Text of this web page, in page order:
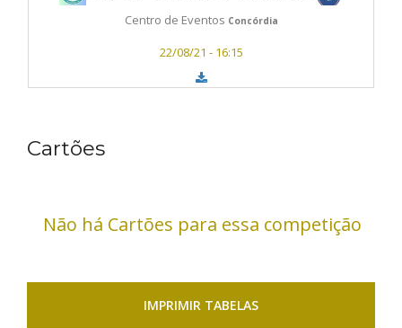
Centro de Eventos Concórdia
22/08/21 - 16:15
Cartões
Não há Cartões para essa competição
IMPRIMIR TABELAS